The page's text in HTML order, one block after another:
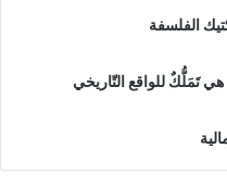
الفلسفة
تَمَلُّكٌ للواقع التّاريخي